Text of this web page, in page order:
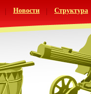
Новости Структура